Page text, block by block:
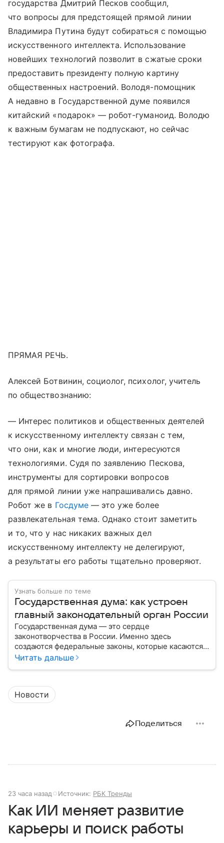
государства Дмитрий Песков сообщил,
что вопросы для предстоящей прямой линии
Владимира Путина будут собираться с помощью
искусственного интеллекта. Использование
новейших технологий позволит в сжатые сроки
предоставить президенту полную картину
общественных настроений. Володя-помощник
А недавно в Государственной думе появился
китайский «подарок» — робот-гуманоид. Володю
к важным бумагам не подпускают, но сейчас
тестируют как фотографа.
ПРЯМАЯ РЕЧЬ.
Алексей Ботвинин, социолог, психолог, учитель
по обществознанию:
— Интерес политиков и общественных деятелей
к искусственному интеллекту связан с тем,
что они, как и многие люди, интересуются
технологиями. Судя по заявлению Пескова,
инструменты для сортировки вопросов
для прямой линии уже напрашивались давно.
Робот же в Госдуме— это уже более
развлекательная тема. Однако стоит заметить
и то, что у нас никаких важных дел
искусственному интеллекту не делегируют,
а результаты его работы тщательно проверяют.
Узнать больше по теме
Государственная дума: как устроен
главный законодательный орган России
Государственная дума — это сердце
законотворчества в России. Именно здесь
создаются федеральные законы, которые касаются
жизни каждого гражданина: от образования и
Читать дальше
Новости
Поделиться
23 часа назад Источник: РБК Тренды
Как ИИ меняет развитие
карьеры и поиск работы